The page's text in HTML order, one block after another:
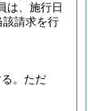
は、施行日
該請求を行
。 ただ